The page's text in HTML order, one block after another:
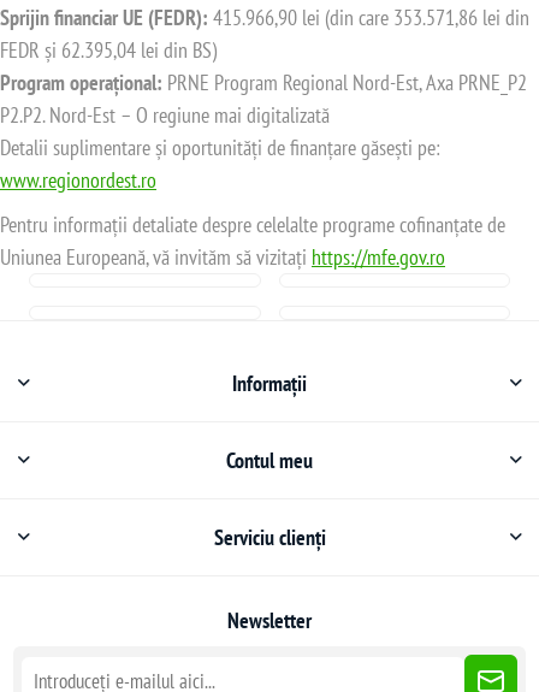
scurt)
Sprijin financiar UE (FEDR): 415.966,90 lei (din care 353.571,86 lei din
FEDR și 62.395,04 lei din BS)
Program operațional: PRNE Program Regional Nord-Est, Axa PRNE_P2
P2.P2. Nord-Est – O regiune mai digitalizată
Detalii suplimentare și oportunități de finanțare găsești pe:
www.regionordest.ro
Pentru informații detaliate despre celelalte programe cofinanțate de
Uniunea Europeană, vă invităm să vizitați https://mfe.gov.ro
Informații
Contul meu
Serviciu clienți
Newsletter